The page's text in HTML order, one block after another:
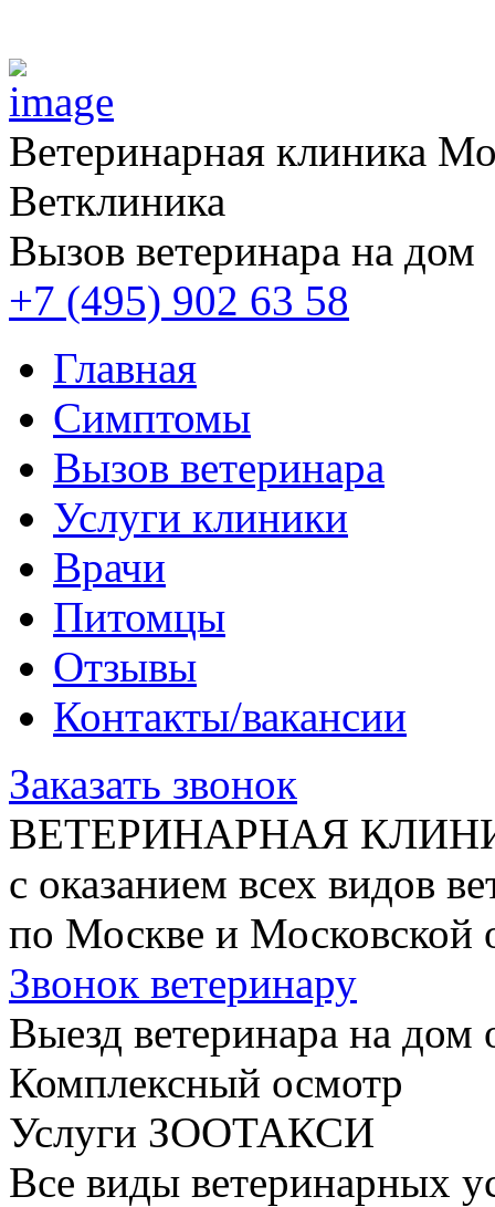
Ветеринарная клиника
Ветклиника
Вызов ветеринара на дом
+7 (495) 902 63 58
Главная
Симптомы
Вызов ветеринара
Услуги клиники
Врачи
Питомцы
Отзывы
Контакты/вакансии
Заказать звонок
ВЕТЕРИНАРНАЯ
с оказанием всех видов
по Москве и Московской
Звонок ветеринару
Выезд ветеринара на дом
Комплексный осмотр
Услуги ЗООТАКСИ
Все виды ветеринарных